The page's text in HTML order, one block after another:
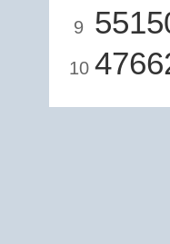
9
10